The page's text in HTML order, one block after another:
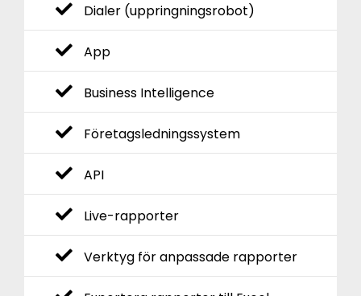
Dialer (uppringningsrobot)
App
Business Intelligence
Företagsledningssystem
API
Live-rapporter
Verktyg för anpassade rapporter